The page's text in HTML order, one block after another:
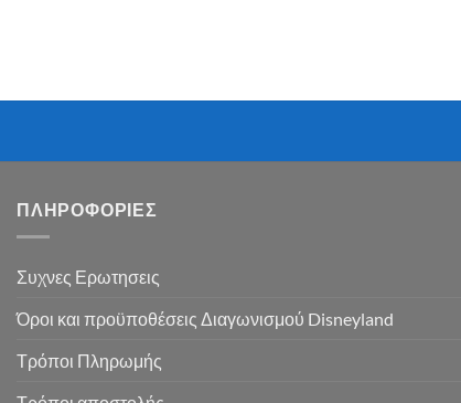
ΠΛΗΡΟΦΟΡΙΕΣ
Συχνες Ερωτησεις
Όροι και προϋποθέσεις Διαγωνισμού Disneyland
Τρόποι Πληρωμής